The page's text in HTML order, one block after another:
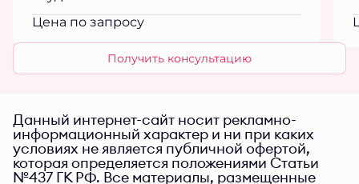
Цена по запросу
Получить консультацию
Данный интернет-сайт носит рекламно-
информационный характер и ни при каких
условиях не является публичной офертой,
которая определяется положениями Статьи
№437 ГК РФ. Все материалы, размещенные